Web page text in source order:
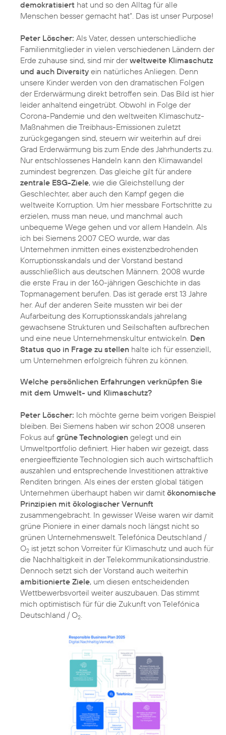
demokratisiert hat und so den Alltag für alle
Menschen besser gemacht hat”. Das ist unser Purpose!
Peter Löscher: Als Vater, dessen unterschiedliche
Familienmitglieder in vielen verschiedenen Ländern der
Erde zuhause sind, sind mir derweltweite Klimaschutz
und auch Diversity ein natürliches Anliegen. Denn
unsere Kinder werden von den dramatischen Folgen
der Erderwärmung direkt betroffen sein. Das Bild ist hier
leider anhaltend eingetrübt. Obwohl in Folge der
Corona-Pandemie und den weltweiten Klimaschutz-
Maßnahmen die Treibhaus-Emissionen zuletzt
zurückgegangen sind, steuern wir weiterhin auf drei
Grad Erderwärmung bis zum Ende des Jahrhunderts zu.
Nur entschlossenes Handeln kann den Klimawandel
zumindest begrenzen. Das gleiche gilt für andere
zentrale ESG-Ziele, wie die Gleichstellung der
Geschlechter, aber auch den Kampf gegen die
weltweite Korruption. Um hier messbare Fortschritte zu
erzielen, muss man neue, und manchmal auch
unbequeme Wege gehen und vor allem Handeln. Als
ich bei Siemens 2007 CEO wurde, war das
Unternehmen inmitten eines existenzbedrohenden
Korruptionsskandals und der Vorstand bestand
ausschließlich aus deutschen Männern. 2008 wurde
die erste Frau in der 160-jährigen Geschichte in das
Topmanagement berufen. Das ist gerade erst 13 Jahre
her. Auf der anderen Seite mussten wir bei der
Aufarbeitung des Korruptionsskandals jahrelang
gewachsene Strukturen und Seilschaften aufbrechen
und eine neue Unternehmenskultur entwickeln. Den
Status quo in Frage zu stellen halte ich für essenziell,
um Unternehmen erfolgreich führen zu können.
Welche persönlichen Erfahrungen verknüpfen Sie
mit dem Umwelt- und Klimaschutz?
Peter Löscher: Ich möchte gerne beim vorigen Beispiel
bleiben. Bei Siemens haben wir schon 2008 unseren
Fokus auf grüne Technologien gelegt und ein
Umweltportfolio definiert. Hier haben wir gezeigt, dass
energieeffiziente Technologien sich auch wirtschaftlich
auszahlen und entsprechende Investitionen attraktive
Renditen bringen. Als eines der ersten global tätigen
Unternehmen überhaupt haben wir damit ökonomische
Prinzipien mit ökologischer Vernunft
zusammengebracht. In gewisser Weise waren wir damit
grüne Pioniere in einer damals noch längst nicht so
grünen Unternehmenswelt. Telefónica Deutschland /
O2 ist jetzt schon Vorreiter für Klimaschutz und auch für
die Nachhaltigkeit in der Telekommunikationsindustrie.
Dennoch setzt sich der Vorstand auch weiterhin
ambitionierte Ziele, um diesen entscheidenden
Wettbewerbsvorteil weiter auszubauen. Das stimmt
mich optimistisch für für die Zukunft von Telefónica
Deutschland / O2